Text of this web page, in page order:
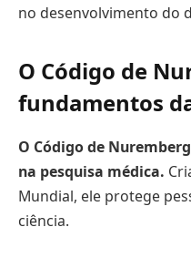
no desenvolvimento do
O Código de
fundamentos
O Código de
na pesquisa médica.
Mundial, ele protege
ciência.